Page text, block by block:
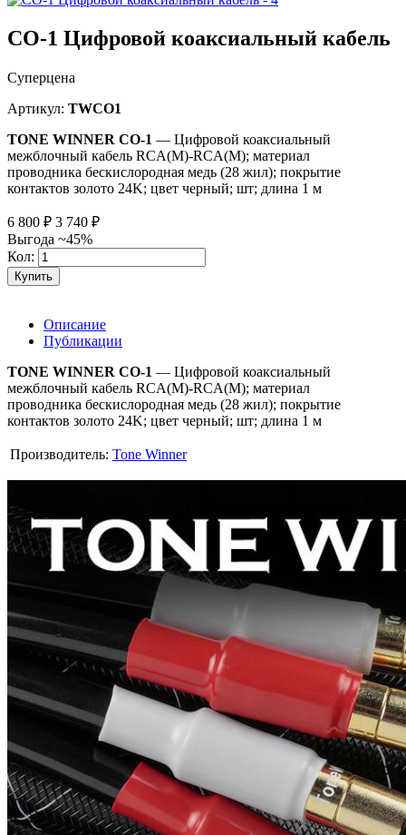
CO-1 Цифровой коаксиальный кабель
Суперцена
Артикул: TWCO1
TONE WINNER CO-1 — Цифровой коаксиальный
межблочный кабель RCA(M)-RCA(M); материал
проводника бескислородная медь (28 жил); покрытие
контактов золото 24K; цвет черный; шт; длина 1 м
6 800 ₽ 3 740 ₽
Выгода ~45%
Кол:
Купить
Описание
Публикации
TONE WINNER CO-1 — Цифровой коаксиальный
межблочный кабель RCA(M)-RCA(M); материал
проводника бескислородная медь (28 жил); покрытие
контактов золото 24K; цвет черный; шт; длина 1 м
Производитель: Tone Winner